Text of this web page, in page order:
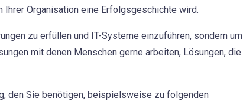
Ihrer Organisation eine Erfolgsgeschichte wird.
zu erfüllen und IT-Systeme einzuführen, sondern um
mit denen Menschen gerne arbeiten, Lösungen, die
den Sie benötigen, beispielsweise zu folgenden